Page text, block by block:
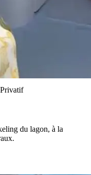
Privatif
du lagon, à la